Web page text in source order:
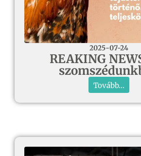
2025-07-24
REAKING
Tovább...